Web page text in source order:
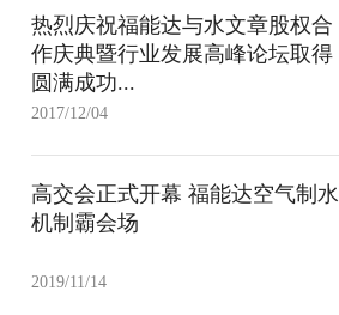
热烈庆祝福能达与水文章股权合
作庆典暨行业发展高峰论坛取得
圆满成功...
2017/12/04
高交会正式开幕 福能达空气制水
机制霸会场
2019/11/14